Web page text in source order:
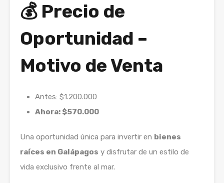
💰 Precio de
Oportunidad –
Motivo de Venta
Antes: $1.200.000
Ahora: $570.000
Una oportunidad única para invertir en bienes
raíces en Galápagos y disfrutar de un estilo de
vida exclusivo frente al mar.